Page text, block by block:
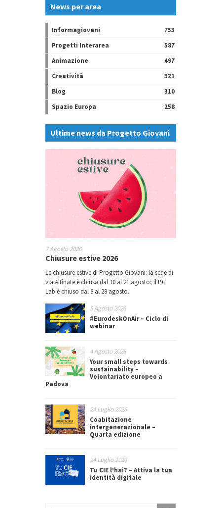
News per area
Informagiovani
753
Progetti Interarea
587
Animazione
497
Creatività
321
Blog
310
Spazio Europa
258
Ultime news da Progetto Giovani
7 Agosto 2026
Chiusure estive 2026
Le chiusure estive di Progetto Giovani: la sede di
via Altinate è chiusa dal 10 al 21 agosto; il PG
Lab è chiuso dal 3 al 28 agosto.
5 Agosto 2026
#EurodeskOnAir – Ciclo di
webinar
4 Agosto 2026
Your small steps towards
sustainability –
Volontariato europeo a
Padova
24 Luglio 2026
Coabitazione
intergenerazionale –
Quarta edizione
24 Luglio 2026
Tu CIE l’hai? – Attiva la tua
identità digitale